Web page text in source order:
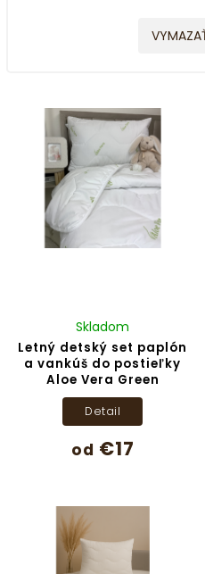
Letný detský set paplón
a vankúš do postieľky
Aloe Vera Green
Skladom
od €17
Detail